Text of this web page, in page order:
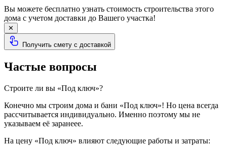
Вы можете бесплатно узнать стоимость строительства этого
дома с учетом доставки до Вашего участка!
✕
Получить смету с доставкой
Частые вопросы
Строите ли вы «Под ключ»?
Конечно мы строим дома и бани «Под ключ»! Но цена всегда
рассчитывается индивидуально. Именно поэтому мы не
указываем её заранеее.
На цену «Под ключ» влияют следующие работы и затраты: